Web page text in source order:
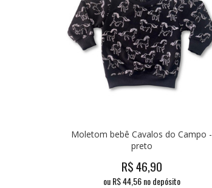
Moletom bebê Cavalos do Campo -
preto
R$46,90
ou R$44,56 no depósito